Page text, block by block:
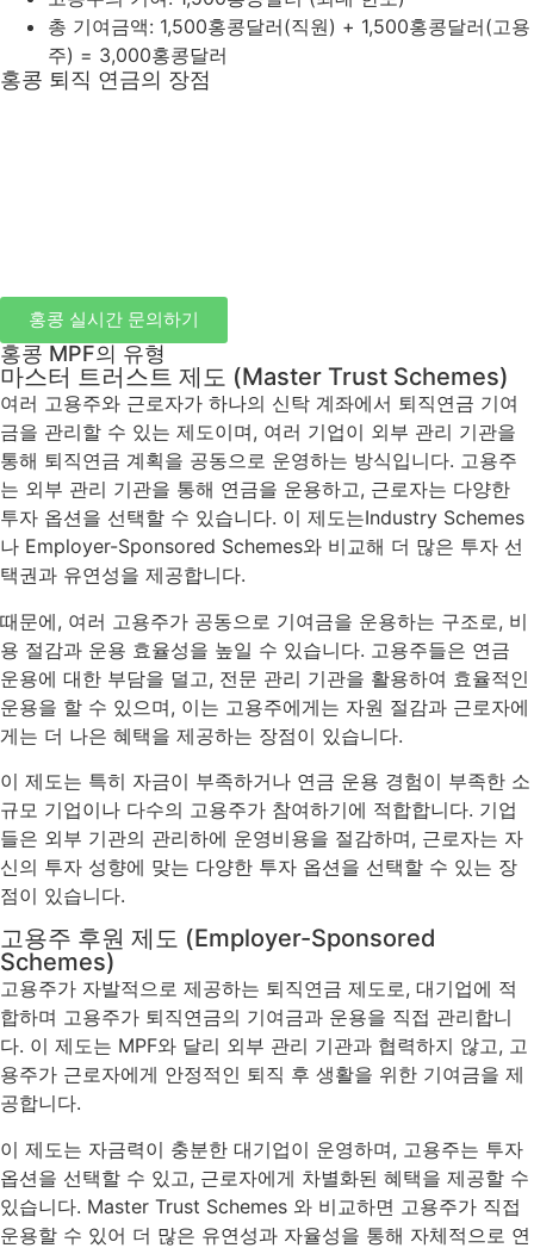
총 기여금액: 1,500홍콩달러(직원) + 1,500홍콩달러(고용
주) = 3,000홍콩달러
홍콩 퇴직 연금의 장점
홍콩 실시간 문의하기
홍콩 MPF의 유형
마스터 트러스트 제도 (Master Trust Schemes)
여러 고용주와 근로자가 하나의 신탁 계좌에서 퇴직연금 기여
금을 관리할 수 있는 제도이며, 여러 기업이 외부 관리 기관을
통해 퇴직연금 계획을 공동으로 운영하는 방식입니다. 고용주
는 외부 관리 기관을 통해 연금을 운용하고, 근로자는 다양한
투자 옵션을 선택할 수 있습니다. 이 제도는Industry Schemes
나 Employer-Sponsored Schemes와 비교해 더 많은 투자 선
택권과 유연성을 제공합니다.
때문에, 여러 고용주가 공동으로 기여금을 운용하는 구조로, 비
용 절감과 운용 효율성을 높일 수 있습니다. 고용주들은 연금
운용에 대한 부담을 덜고, 전문 관리 기관을 활용하여 효율적인
운용을 할 수 있으며, 이는 고용주에게는 자원 절감과 근로자에
게는 더 나은 혜택을 제공하는 장점이 있습니다.
이 제도는 특히 자금이 부족하거나 연금 운용 경험이 부족한 소
규모 기업이나 다수의 고용주가 참여하기에 적합합니다. 기업
들은 외부 기관의 관리하에 운영비용을 절감하며, 근로자는 자
신의 투자 성향에 맞는 다양한 투자 옵션을 선택할 수 있는 장
점이 있습니다.
고용주 후원 제도 (Employer-Sponsored
Schemes)
고용주가 자발적으로 제공하는 퇴직연금 제도로, 대기업에 적
합하며 고용주가 퇴직연금의 기여금과 운용을 직접 관리합니
다. 이 제도는 MPF와 달리 외부 관리 기관과 협력하지 않고, 고
용주가 근로자에게 안정적인 퇴직 후 생활을 위한 기여금을 제
공합니다.
이 제도는 자금력이 충분한 대기업이 운영하며, 고용주는 투자
옵션을 선택할 수 있고, 근로자에게 차별화된 혜택을 제공할 수
있습니다. Master Trust Schemes 와 비교하면 고용주가 직접
운용할 수 있어 더 많은 유연성과 자율성을 통해 자체적으로 연